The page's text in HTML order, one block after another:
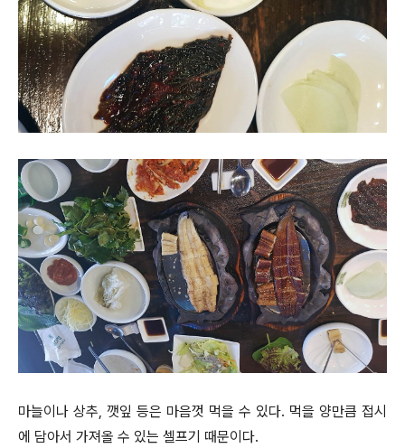
마늘이나 상추, 깻잎 등은 마음껏 먹을 수 있다. 먹을 양만큼 접시
에 담아서 가져올 수 있는 셀프기 때문이다.